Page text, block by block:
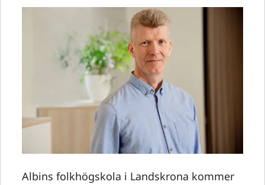
Albins folkhögskola i Landskrona kommer